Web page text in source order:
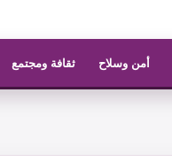
أمن وسلاح ثقافة ومجتمع